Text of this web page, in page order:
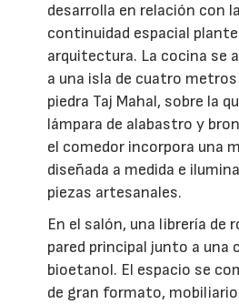
desarrolla en relación con
continuidad espacial
arquitectura. La cocina se
a una isla de cuatro
piedra Taj Mahal, sobre la
lámpara de alabastro y
el comedor incorpora una
diseñada a medida e
piezas artesanales.
En el salón, una librería de
pared principal junto a una
bioetanol. El espacio se
de gran formato,